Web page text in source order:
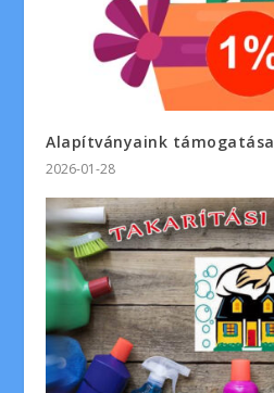
Alapítványaink támogatása
2026-01-28